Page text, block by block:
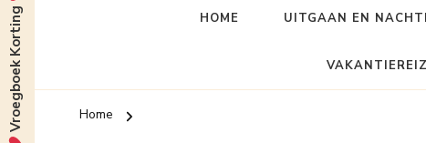
HOME UITGAAN EN
Home
Vroegboek Korting